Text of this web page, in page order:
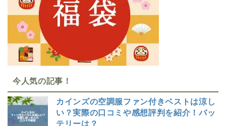
今人気の記事！
カインズの空調服ファン付きベストは涼し
い？実際の口コミや感想評判を紹介！バッ
テリーは？